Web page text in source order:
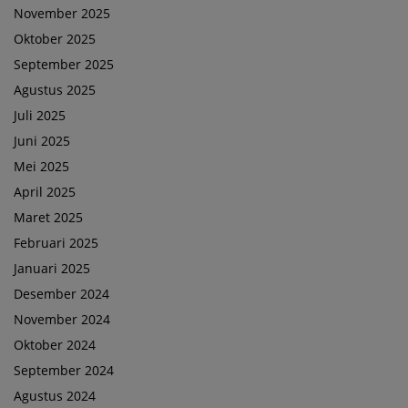
November 2025
Oktober 2025
September 2025
Agustus 2025
Juli 2025
Juni 2025
Mei 2025
April 2025
Maret 2025
Februari 2025
Januari 2025
Desember 2024
November 2024
Oktober 2024
September 2024
Agustus 2024